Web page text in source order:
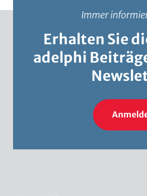
Immer
Erhalten Sie
adelphi